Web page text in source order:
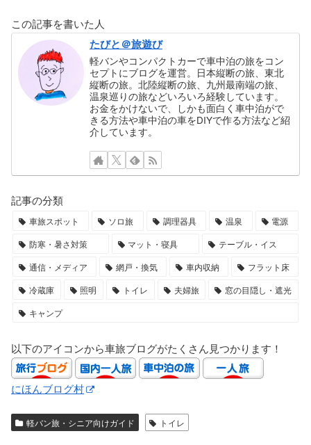
この記事を書いた人
たびと＠旅遊び
軽バンやコンパクトカーで車中泊の旅をコン
セプトにブログを運営。日本縦断の旅、東北
縦断の旅。北陸縦断の旅、九州最南端の旅、
温泉巡りの旅などいろいろ経験しています。
お金をかけないで、しかも面白く車中泊がで
きる方法や車中泊の車をDIYで作る方法など紹
介しています。
記事の分類
車旅スポット ソロ旅 調理器具 温泉
電源
防寒・暑さ対策
マット・寝具
テーブル・イス
通信・メディア
網戸・換気 車内収納
フラット床
冷蔵庫
照明 トイレ 夫婦旅
窓の目隠し・遮光
キャンプ
以下のアイコンから車旅ブログがたくさん見つかります！
にほんブログ村
軽バン旅・シニア向けガイド トイレ